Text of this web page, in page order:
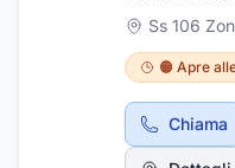
commercio di
lavori
migliore
cura per le
processi
potrà
Ss 106
🟠 Apre
Chiama